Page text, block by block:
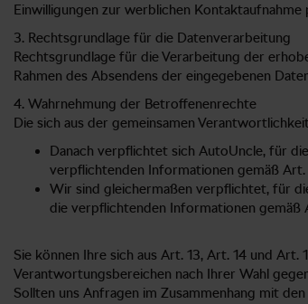
Einwilligungen zur werblichen
3. Rechtsgrundlage für die Datenverarbeitung
Rechtsgrundlage für die Verarbeitung der
Rahmen des Absendens der eingegebenen
4. Wahrnehmung der Betroffenenrechte
Die sich aus der gemeinsamen
Danach verpflichtet sich AutoUncle, für
verpflichtenden Informationen gemäß Art.
Wir sind gleichermaßen verpflichtet, für
die verpflichtenden Informationen gemäß
Sie können Ihre sich aus Art. 13, Art. 14 und
Verantwortungsbereichen nach Ihrer Wahl
Sollten uns Anfragen im Zusammenhang mit